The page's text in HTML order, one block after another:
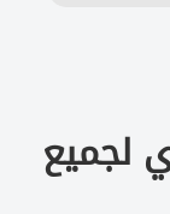
لجميع